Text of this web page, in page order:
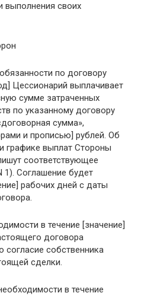
выполнения своих
по договору
Цессионарий выплачивает
сумме затраченных
по указанному договору
сумма»,
и прописью] рублей. Об
графике выплат Стороны
соответствующее
Соглашение будет
рабочих дней с даты
в течение [значение]
договора
согласие собственника
сделки.
в течение